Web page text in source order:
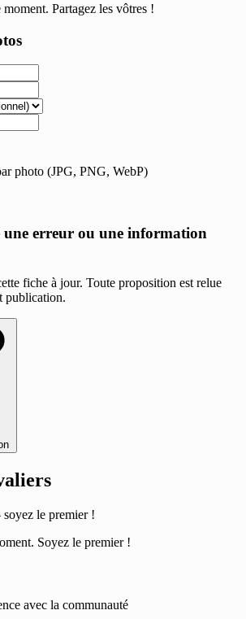
Partagez les vôtres !
photo (JPG, PNG, WebP)
une erreur ou une information
fiche à jour. Toute proposition est relue
publication.
le premier !
Soyez le premier !
avec la communauté